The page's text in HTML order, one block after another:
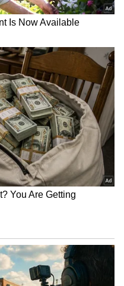
టోన్ అని చెబుతున్నా,
కనిపిస్తుంది.
చుట్టూ ఉన్న లేత బ్రౌన్
ప్రధాన రంగులో
ఉంది.